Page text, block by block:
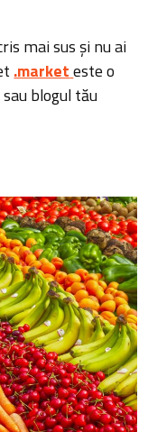
mai sus și nu ai
.marketeste o
blogul tău